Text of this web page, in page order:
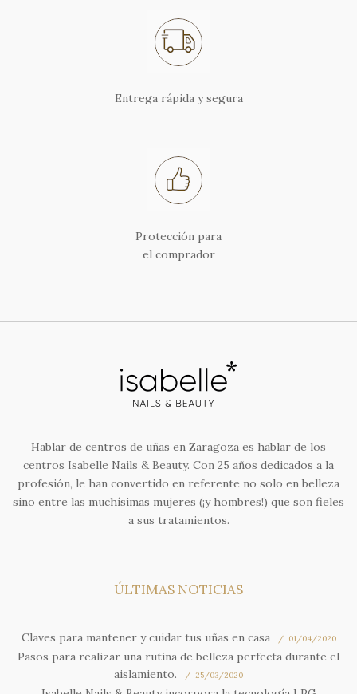
Entrega rápida y segura
Protección para
el comprador
Hablar de centros de uñas en Zaragoza es hablar de los
centros Isabelle Nails & Beauty. Con 25 años dedicados a la
profesión, le han convertido en referente no solo en belleza
sino entre las muchísimas mujeres (¡y hombres!) que son fieles
a sus tratamientos.
ÚLTIMAS NOTICIAS
Claves para mantener y cuidar tus uñas en casa 01/04/2020
Pasos para realizar una rutina de belleza perfecta durante el
aislamiento.
25/03/2020